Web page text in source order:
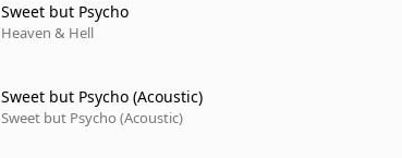
Sweet but Psycho
Heaven & Hell
Sweet but Psycho (Acoustic)
Sweet but Psycho (Acoustic)